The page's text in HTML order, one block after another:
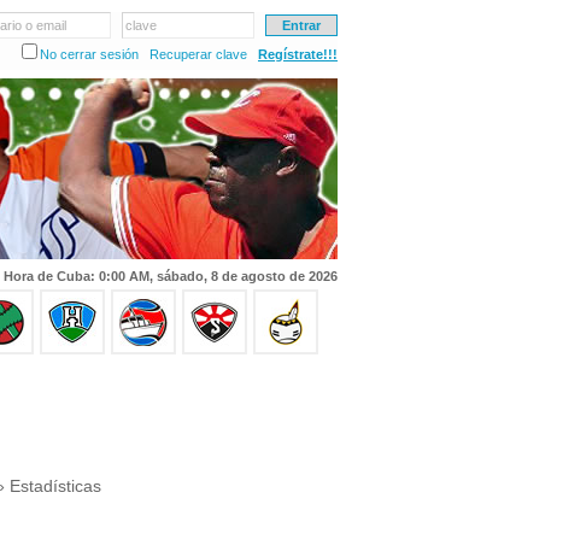
o email
clave
No cerrar sesión
Recuperar clave Regístrate!!!
Hora de Cuba: 0:00 AM, sábado, 8 de agosto de 2026
Estadísticas